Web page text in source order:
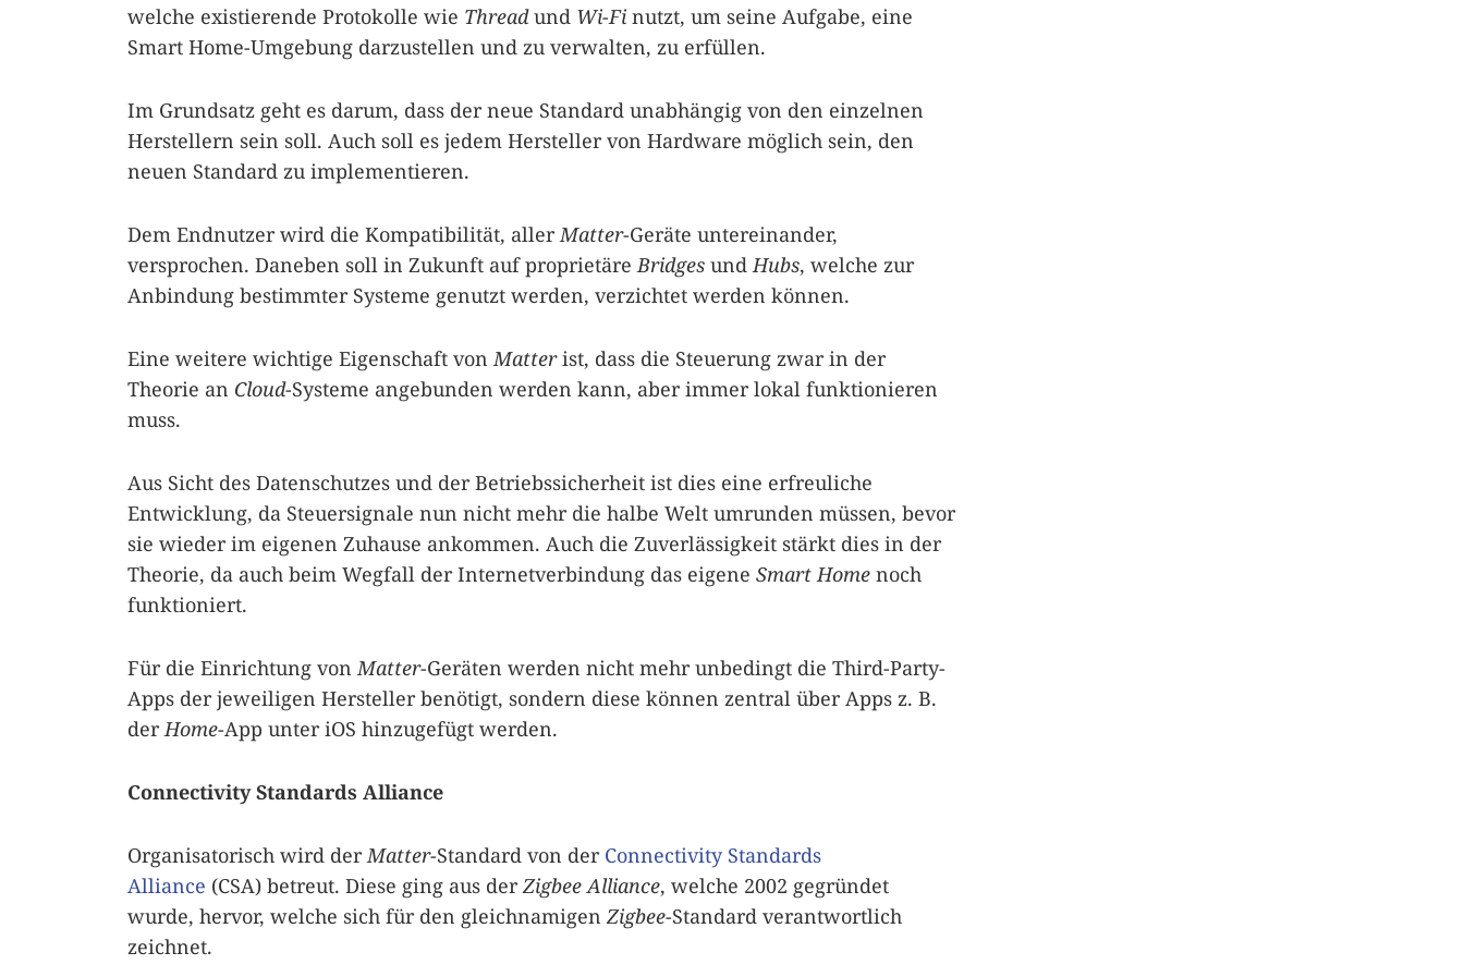
welche existierende Protokolle wie Threadund Wi-Fi nutzt, um seine Aufgabe, eine
Smart Home-Umgebung darzustellen und zu verwalten, zu erfüllen.
Im Grundsatz geht es darum, dass der neue Standard unabhängig von den einzelnen
Herstellern sein soll. Auch soll es jedem Hersteller von Hardware möglich sein, den
neuen Standard zu implementieren.
Dem Endnutzer wird die Kompatibilität, allerMatter-Geräte untereinander,
versprochen. Daneben soll in Zukunft auf proprietäreBridges undHubs, welche zur
Anbindung bestimmter Systeme genutzt werden, verzichtet werden können.
Eine weitere wichtige Eigenschaft vonMatterist, dass die Steuerung zwar in der
Theorie an Cloud-Systeme angebunden werden kann, aber immer lokal funktionieren
muss.
Aus Sicht des Datenschutzes und der Betriebssicherheit ist dies eine erfreuliche
Entwicklung, da Steuersignale nun nicht mehr die halbe Welt umrunden müssen, bevor
sie wieder im eigenen Zuhause ankommen. Auch die Zuverlässigkeit stärkt dies in der
Theorie, da auch beim Wegfall der Internetverbindung das eigene Smart Home noch
funktioniert.
Für die Einrichtung vonMatter-Geräten werden nicht mehr unbedingt die Third-Party-
Apps der jeweiligen Hersteller benötigt, sondern diese können zentral über Apps z. B.
derHome-App unter iOS hinzugefügt werden.
Connectivity Standards Alliance
Organisatorisch wird derMatter-Standard von der Connectivity Standards
Alliance (CSA) betreut. Diese ging aus derZigbee Alliance, welche 2002 gegründet
wurde, hervor, welche sich für den gleichnamigenZigbee-Standard verantwortlich
zeichnet.